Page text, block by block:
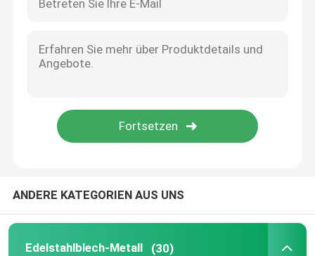
Warm gewalzte Edelstahl-Spule
Edelstahl-nahtloses Rohr
Edelstahl-Rundeisen
ANDERE KATEGORIEN AUS UNS
Edelstahlblech-Metall (30)